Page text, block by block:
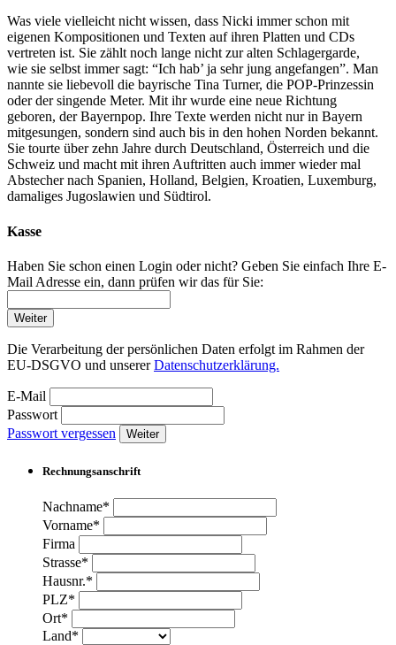
Was viele vielleicht nicht wissen, dass Nicki immer schon mit
eigenen Kompositionen und Texten auf ihren Platten und CDs
vertreten ist. Sie zählt noch lange nicht zur alten Schlagergarde,
wie sie selbst immer sagt: “Ich hab’ ja sehr jung angefangen”. Man
nannte sie liebevoll die bayrische Tina Turner, die POP-Prinzessin
oder der singende Meter. Mit ihr wurde eine neue Richtung
geboren, der Bayernpop. Ihre Texte werden nicht nur in Bayern
mitgesungen, sondern sind auch bis in den hohen Norden bekannt.
Sie tourte über zehn Jahre durch Deutschland, Österreich und die
Schweiz und macht mit ihren Auftritten auch immer wieder mal
Abstecher nach Spanien, Holland, Belgien, Kroatien, Luxemburg,
damaliges Jugoslawien und Südtirol.
Kasse
Haben Sie schon einen Login oder nicht? Geben Sie einfach Ihre E-
Mail Adresse ein, dann prüfen wir das für Sie:
Weiter
Die Verarbeitung der persönlichen Daten erfolgt im Rahmen der
EU-DSGVO und unsererDatenschutzerklärung.
E-Mail
Passwort
Passwort vergessen
Weiter
Rechnungsanschrift
Nachname*
Vorname*
Firma
Strasse*
Hausnr.*
PLZ*
Ort*
Land*